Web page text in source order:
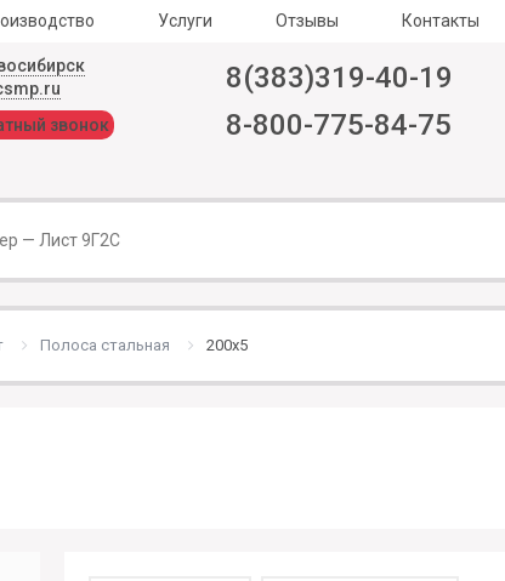
Услуги Отзывы Контакты
звонок
8(383)319-40-19
8-800-775-84-75
Полоса стальная 200х5